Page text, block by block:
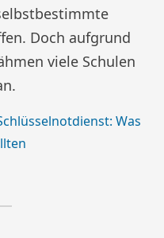
Doch aufgrund
viele Schulen
Was